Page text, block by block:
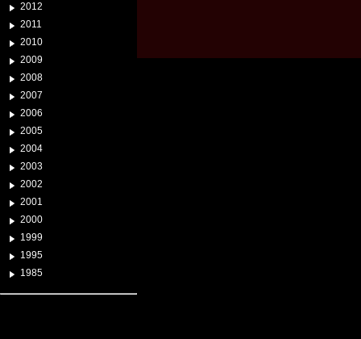
2012
2011
2010
2009
2008
2007
2006
2005
2004
2003
2002
2001
2000
1999
1995
1985